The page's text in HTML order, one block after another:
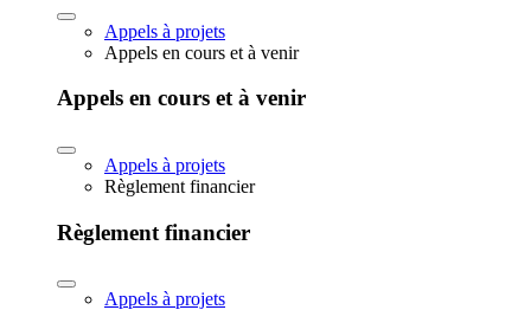
Appels à projets
Appels en cours et à venir
Appels en cours et à venir
Appels à projets
Règlement financier
Règlement financier
Appels à projets